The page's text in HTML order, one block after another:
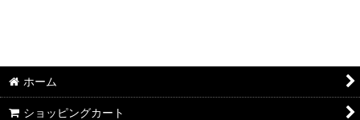
長袖
ホーム
ショッピングカート